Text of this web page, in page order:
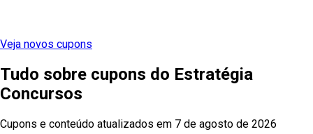
Veja novos cupons
Tudo sobre cupons do Estratégia
Concursos
Cupons e conteúdo atualizados em 7 de agosto de 2026